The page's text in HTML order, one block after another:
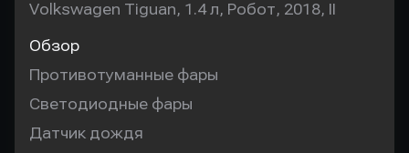
Volkswagen Tiguan, 1.4 л, Робот, 2018, II
Обзор
Противотуманные фары
Светодиодные фары
Датчик дождя